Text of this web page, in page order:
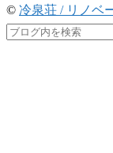
© 冷泉荘 / リノベ